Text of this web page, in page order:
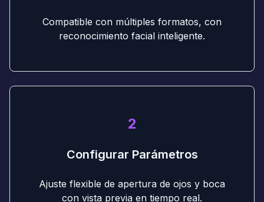
Compatible con múltiples formatos, con
reconocimiento facial inteligente.
2
Configurar Parámetros
Ajuste flexible de apertura de ojos y boca
con vista previa en tiempo real.